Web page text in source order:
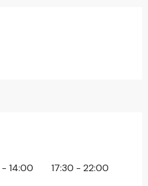
- 14:00 17:30 - 22:00